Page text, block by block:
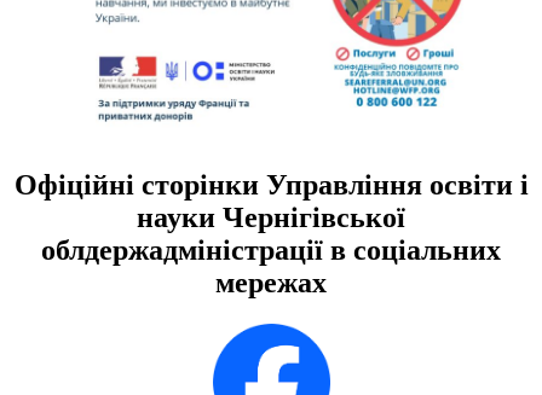
Офіційні сторінки Управління освіти і
науки Чернігівської
облдержадміністрації в соціальних
мережах